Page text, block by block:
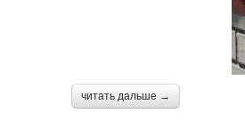
читать дальше →